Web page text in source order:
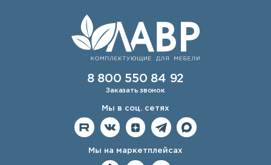
8 800 550 84 92
Заказать звонок
Мы в соц. сетях
Мы на маркетплейсах